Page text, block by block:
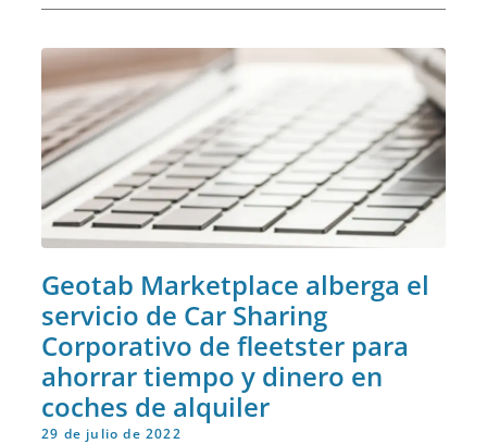
Geotab Marketplace alberga el
servicio de Car Sharing
Corporativo de fleetster para
ahorrar tiempo y dinero en
coches de alquiler
29 de julio de 2022